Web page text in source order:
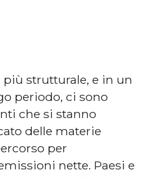
strutturale, e in un
periodo, ci sono
che si stanno
delle materie
per
nette. Paesi e